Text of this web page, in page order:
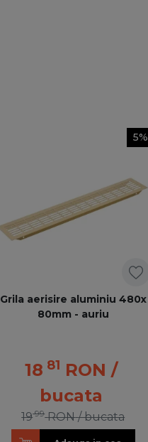
5%
Grila aerisire aluminiu 480x
80mm - auriu
18 81 RON /
bucata
1999 RON / bucata